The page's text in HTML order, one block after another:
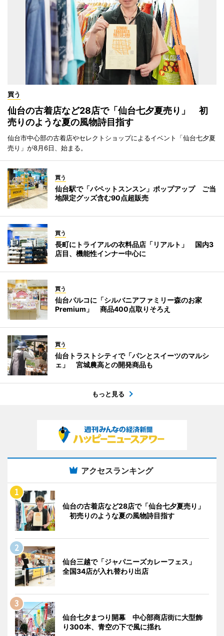
買う
仙台の古着店など28店で「仙台七夕夏売り」 初
売りのような夏の風物詩目指す
仙台市中心部の古着店やセレクトショップによるイベント「仙台七夕夏
売り」が8月6日、始まる。
買う
仙台駅で「パペットスンスン」ポップアップ ご当
地限定グッズ含む90点超販売
買う
長町にトライアルの衣料品店「リアルト」 国内3
店目、機能性インナー中心に
買う
仙台パルコに「シルバニアファミリー森のお家
Premium」 商品400点取りそろえ
買う
仙台トラストシティで「パンとスイーツのマルシ
ェ」 宮城農高との開発商品も
もっと見る
アクセスランキング
仙台の古着店など28店で「仙台七夕夏売り」
初売りのような夏の風物詩目指す
仙台三越で「ジャパニーズカレーフェス」
全国34店が入れ替わり出店
仙台七夕まつり開幕 中心部商店街に大型飾
り300本、青空の下で風に揺れ